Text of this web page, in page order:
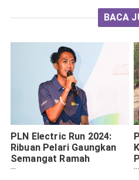
BACA
PLN Electric Run 2024:
Ribuan Pelari Gaungkan
Semangat Ramah
Lingkungan dan Kurangi